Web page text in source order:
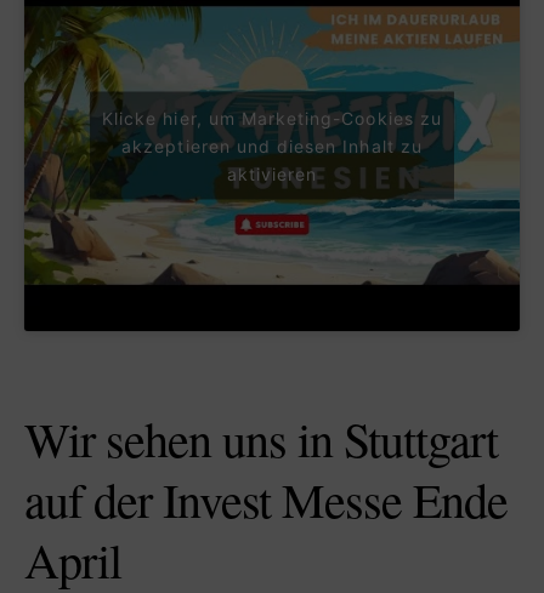
Klicke hier, um Marketing-Cookies zu
akzeptieren und diesen Inhalt zu
aktivieren
Wir sehen uns in Stuttgart
auf der Invest Messe Ende
April